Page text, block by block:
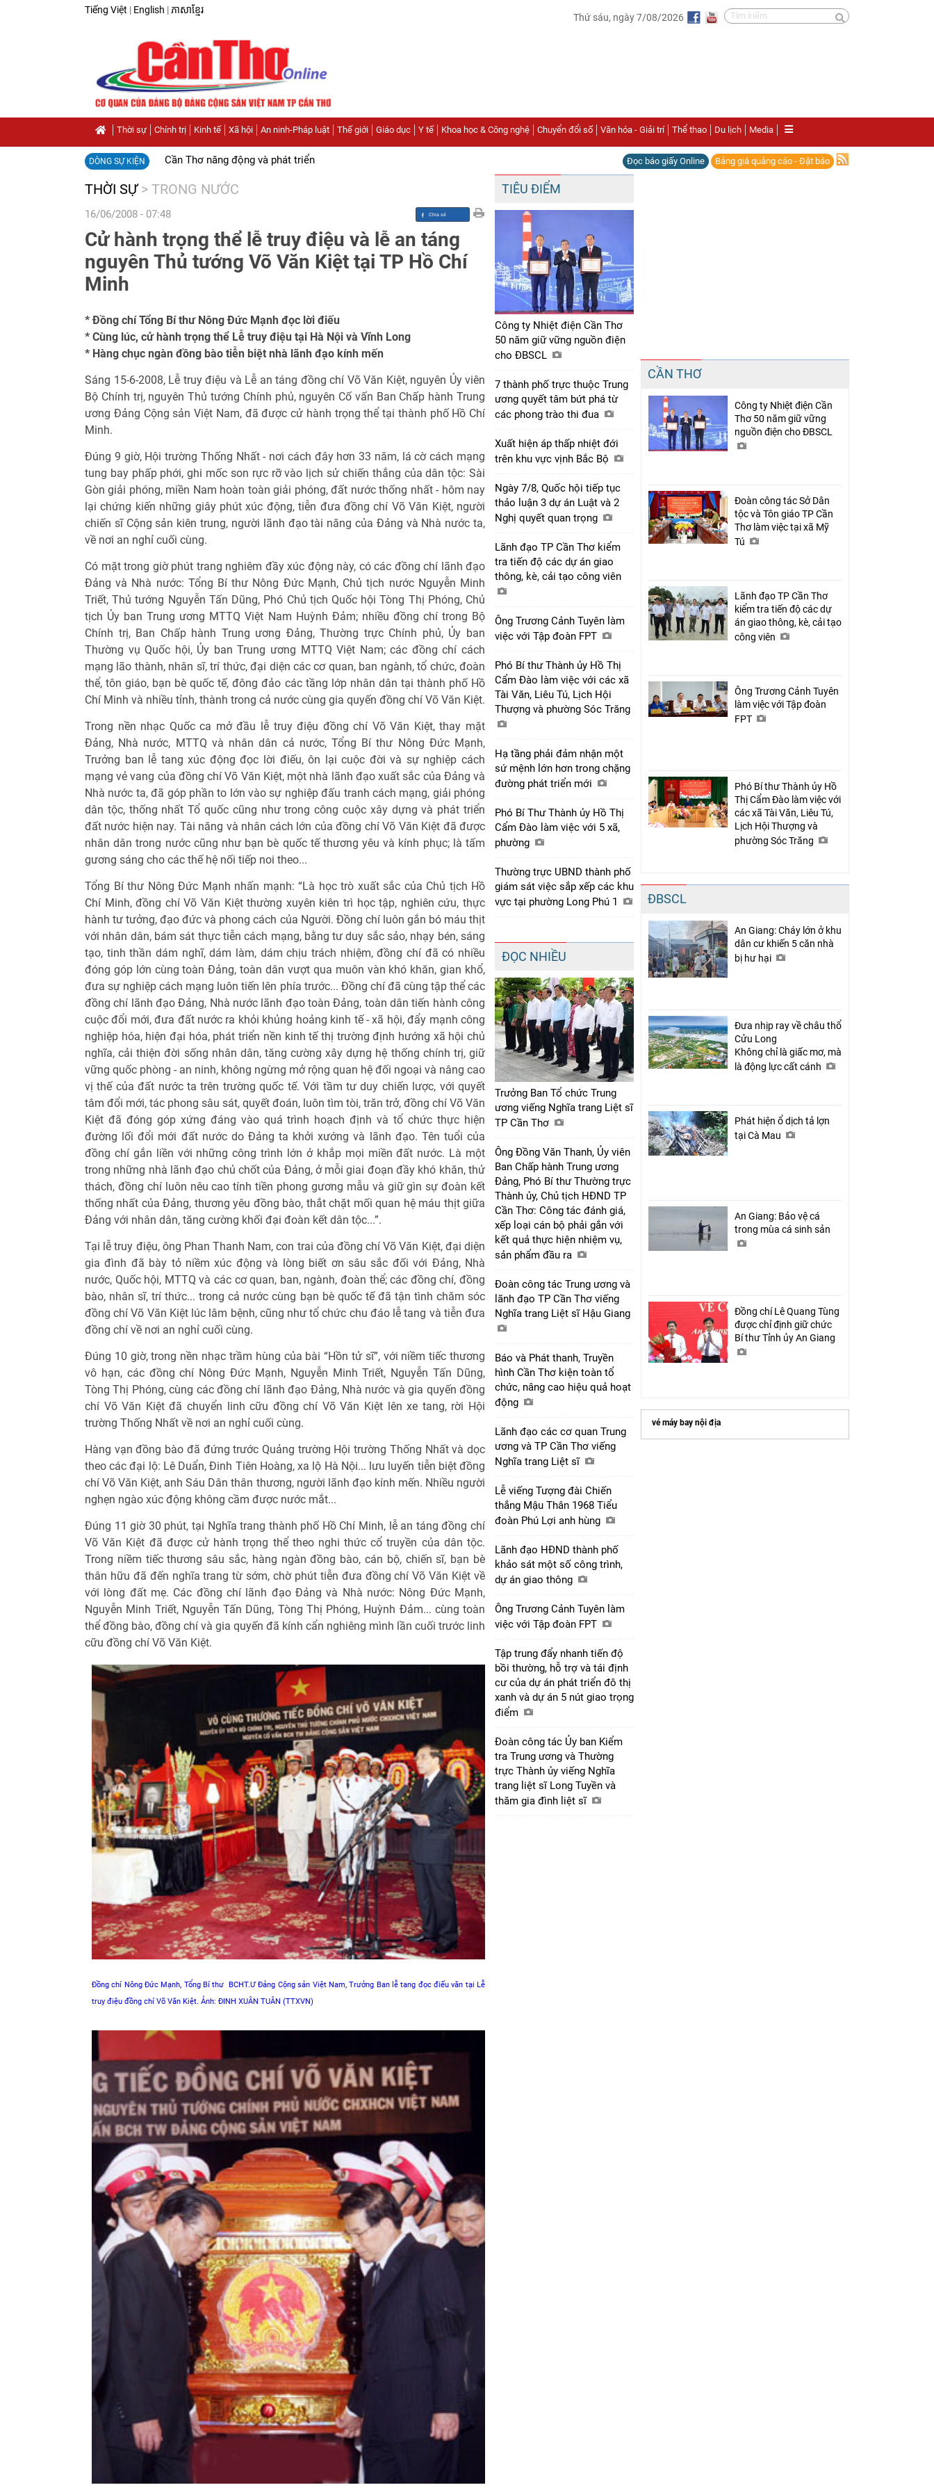
Tiếng Việt | English | ភាសាខ្មែរ
Thứ sáu, ngày 7/08/2026
Thời sự Chính trị Kinh tế Xã hội An ninh-Pháp luật Thế giới Giáo dục Y tế Khoa học & Công nghệ Chuyển đổi số Văn hóa - Giải trí Thể thao Du lịch Media
DÒNG SỰ KIỆN Cần Thơ năng động và phát triển Đọc báo giấy Online Bảng giá quảng cáo - Đặt báo
THỜI SỰ > TRONG NƯỚC
16/06/2008 - 07:48
Chia sẻ
Cử hành trọng thể lễ truy điệu và lễ an táng
nguyên Thủ tướng Võ Văn Kiệt tại TP Hồ Chí
Minh
* Đồng chí Tổng Bí thư Nông Đức Mạnh đọc lời điếu
* Cùng lúc, cử hành trọng thể Lễ truy điệu tại Hà Nội và Vĩnh Long
* Hàng chục ngàn đồng bào tiễn biệt nhà lãnh đạo kính mến
Sáng 15-6-2008, Lễ truy điệu và Lễ an táng đồng chí Võ Văn Kiệt, nguyên Ủy viên
Bộ Chính trị, nguyên Thủ tướng Chính phủ, nguyên Cố vấn Ban Chấp hành Trung
ương Đảng Cộng sản Việt Nam, đã được cử hành trọng thể tại thành phố Hồ Chí
Minh.
Đúng 9 giờ, Hội trường Thống Nhất - nơi cách đây hơn 33 năm, lá cờ cách mạng
tung bay phấp phới, ghi mốc son rực rỡ vào lịch sử chiến thắng của dân tộc: Sài
Gòn giải phóng, miền Nam hoàn toàn giải phóng, đất nước thống nhất - hôm nay
lại chứng kiến những giây phút xúc động, tiễn đưa đồng chí Võ Văn Kiệt, người
chiến sĩ Cộng sản kiên trung, người lãnh đạo tài năng của Đảng và Nhà nước ta,
về nơi an nghỉ cuối cùng.
Có mặt trong giờ phút trang nghiêm đầy xúc động này, có các đồng chí lãnh đạo
Đảng và Nhà nước: Tổng Bí thư Nông Đức Mạnh, Chủ tịch nước Nguyễn Minh
Triết, Thủ tướng Nguyễn Tấn Dũng, Phó Chủ tịch Quốc hội Tòng Thị Phóng, Chủ
tịch Ủy ban Trung ương MTTQ Việt Nam Huỳnh Đảm; nhiều đồng chí trong Bộ
Chính trị, Ban Chấp hành Trung ương Đảng, Thường trực Chính phủ, Ủy ban
Thường vụ Quốc hội, Ủy ban Trung ương MTTQ Việt Nam; các đồng chí cách
mạng lão thành, nhân sĩ, trí thức, đại diện các cơ quan, ban ngành, tổ chức, đoàn
thể, tôn giáo, bạn bè quốc tế, đông đảo các tầng lớp nhân dân tại thành phố Hồ
Chí Minh và nhiều tỉnh, thành trong cả nước cùng gia quyến đồng chí Võ Văn Kiệt.
Trong nền nhạc Quốc ca mở đầu lễ truy điệu đồng chí Võ Văn Kiệt, thay mặt
Đảng, Nhà nước, MTTQ và nhân dân cả nước, Tổng Bí thư Nông Đức Mạnh,
Trưởng ban lễ tang xúc động đọc lời điếu, ôn lại cuộc đời và sự nghiệp cách
mạng vẻ vang của đồng chí Võ Văn Kiệt, một nhà lãnh đạo xuất sắc của Đảng và
Nhà nước ta, đã góp phần to lớn vào sự nghiệp đấu tranh cách mạng, giải phóng
dân tộc, thống nhất Tổ quốc cũng như trong công cuộc xây dựng và phát triển
đất nước hiện nay. Tài năng và nhân cách lớn của đồng chí Võ Văn Kiệt đã được
nhân dân trong nước cũng như bạn bè quốc tế thương yêu và kính phục; là tấm
gương sáng cho các thế hệ nối tiếp noi theo...
Tổng Bí thư Nông Đức Mạnh nhấn mạnh: “Là học trò xuất sắc của Chủ tịch Hồ
Chí Minh, đồng chí Võ Văn Kiệt thường xuyên kiên trì học tập, nghiên cứu, thực
hành tư tưởng, đạo đức và phong cách của Người. Đồng chí luôn gắn bó máu thịt
với nhân dân, bám sát thực tiễn cách mạng, bằng tư duy sắc sảo, nhạy bén, sáng
tạo, tinh thần dám nghĩ, dám làm, dám chịu trách nhiệm, đồng chí đã có nhiều
đóng góp lớn cùng toàn Đảng, toàn dân vượt qua muôn vàn khó khăn, gian khổ,
đưa sự nghiệp cách mạng luôn tiến lên phía trước... Đồng chí đã cùng tập thể các
đồng chí lãnh đạo Đảng, Nhà nước lãnh đạo toàn Đảng, toàn dân tiến hành công
cuộc đổi mới, đưa đất nước ra khỏi khủng hoảng kinh tế - xã hội, đẩy mạnh công
nghiệp hóa, hiện đại hóa, phát triển nền kinh tế thị trường định hướng xã hội chủ
nghĩa, cải thiện đời sống nhân dân, tăng cường xây dựng hệ thống chính trị, giữ
vững quốc phòng - an ninh, không ngừng mở rộng quan hệ đối ngoại và nâng cao
vị thế của đất nước ta trên trường quốc tế. Với tầm tư duy chiến lược, với quyết
tâm đổi mới, tác phong sâu sát, quyết đoán, luôn tìm tòi, trăn trở, đồng chí Võ Văn
Kiệt đã đóng góp xứng đáng vào quá trình hoạch định và tổ chức thực hiện
đường lối đổi mới đất nước do Đảng ta khởi xướng và lãnh đạo. Tên tuổi của
đồng chí gắn liền với những công trình lớn ở khắp mọi miền đất nước. Là một
trong những nhà lãnh đạo chủ chốt của Đảng, ở mỗi giai đoạn đầy khó khăn, thử
thách, đồng chí luôn nêu cao tính tiền phong gương mẫu và giữ gìn sự đoàn kết
thống nhất của Đảng, thương yêu đồng bào, thắt chặt mối quan hệ máu thịt giữa
Đảng với nhân dân, tăng cường khối đại đoàn kết dân tộc...”.
Tại lễ truy điệu, ông Phan Thanh Nam, con trai của đồng chí Võ Văn Kiệt, đại diện
gia đình đã bày tỏ niềm xúc động và lòng biết ơn sâu sắc đối với Đảng, Nhà
nước, Quốc hội, MTTQ và các cơ quan, ban, ngành, đoàn thể; các đồng chí, đồng
bào, nhân sĩ, trí thức... trong cả nước cùng bạn bè quốc tế đã tận tình chăm sóc
đồng chí Võ Văn Kiệt lúc lâm bệnh, cũng như tổ chức chu đáo lễ tang và tiễn đưa
đồng chí về nơi an nghỉ cuối cùng.
Đúng 10 giờ, trong nền nhạc trầm hùng của bài “Hồn tử sĩ”, với niềm tiếc thương
vô hạn, các đồng chí Nông Đức Mạnh, Nguyễn Minh Triết, Nguyễn Tấn Dũng,
Tòng Thị Phóng, cùng các đồng chí lãnh đạo Đảng, Nhà nước và gia quyến đồng
chí Võ Văn Kiệt đã chuyển linh cữu đồng chí Võ Văn Kiệt lên xe tang, rời Hội
trường Thống Nhất về nơi an nghỉ cuối cùng.
Hàng vạn đồng bào đã đứng trước Quảng trường Hội trường Thống Nhất và dọc
theo các đại lộ: Lê Duẩn, Đinh Tiên Hoàng, xa lộ Hà Nội... lưu luyến tiễn biệt đồng
chí Võ Văn Kiệt, anh Sáu Dân thân thương, người lãnh đạo kính mến. Nhiều người
nghẹn ngào xúc động không cầm được nước mắt...
Đúng 11 giờ 30 phút, tại Nghĩa trang thành phố Hồ Chí Minh, lễ an táng đồng chí
Võ Văn Kiệt đã được cử hành trọng thể theo nghi thức cổ truyền của dân tộc.
Trong niềm tiếc thương sâu sắc, hàng ngàn đồng bào, cán bộ, chiến sĩ, bạn bè
thân hữu đã đến nghĩa trang từ sớm, chờ phút tiễn đưa đồng chí Võ Văn Kiệt về
với lòng đất mẹ. Các đồng chí lãnh đạo Đảng và Nhà nước: Nông Đức Mạnh,
Nguyễn Minh Triết, Nguyễn Tấn Dũng, Tòng Thị Phóng, Huỳnh Đảm... cùng toàn
thể đồng bào, đồng chí và gia quyến đã kính cẩn nghiêng mình lần cuối trước linh
cữu đồng chí Võ Văn Kiệt.
Đồng chí Nông Đức Mạnh, Tổng Bí thư BCHT.Ư Đảng Cộng sản Việt Nam, Trưởng Ban lễ tang đọc điếu văn tại Lễ
truy điệu đồng chí Võ Văn Kiệt. Ảnh: ĐINH XUÂN TUÂN (TTXVN)
TIÊU ĐIỂM
Công ty Nhiệt điện Cần Thơ
50 năm giữ vững nguồn điện
cho ĐBSCL
7 thành phố trực thuộc Trung
ương quyết tâm bứt phá từ
các phong trào thi đua
Xuất hiện áp thấp nhiệt đới
trên khu vực vịnh Bắc Bộ
Ngày 7/8, Quốc hội tiếp tục
thảo luận 3 dự án Luật và 2
Nghị quyết quan trọng
Lãnh đạo TP Cần Thơ kiểm
tra tiến độ các dự án giao
thông, kè, cải tạo công viên
Ông Trương Cảnh Tuyên làm
việc với Tập đoàn FPT
Phó Bí thư Thành ủy Hồ Thị
Cẩm Đào làm việc với các xã
Tài Văn, Liêu Tú, Lịch Hội
Thượng và phường Sóc Trăng
Hạ tầng phải đảm nhận một
sứ mệnh lớn hơn trong chặng
đường phát triển mới
Phó Bí Thư Thành ủy Hồ Thị
Cẩm Đào làm việc với 5 xã,
phường
Thường trực UBND thành phố
giám sát việc sắp xếp các khu
vực tại phường Long Phú 1
ĐỌC NHIỀU
Trưởng Ban Tổ chức Trung
ương viếng Nghĩa trang Liệt sĩ
TP Cần Thơ
Ông Đồng Văn Thanh, Ủy viên
Ban Chấp hành Trung ương
Đảng, Phó Bí thư Thường trực
Thành ủy, Chủ tịch HĐND TP
Cần Thơ: Công tác đánh giá,
xếp loại cán bộ phải gắn với
kết quả thực hiện nhiệm vụ,
sản phẩm đầu ra
Đoàn công tác Trung ương và
lãnh đạo TP Cần Thơ viếng
Nghĩa trang Liệt sĩ Hậu Giang
Báo và Phát thanh, Truyền
hình Cần Thơ kiện toàn tổ
chức, nâng cao hiệu quả hoạt
động
Lãnh đạo các cơ quan Trung
ương và TP Cần Thơ viếng
Nghĩa trang Liệt sĩ
Lễ viếng Tượng đài Chiến
thắng Mậu Thân 1968 Tiểu
đoàn Phú Lợi anh hùng
Lãnh đạo HĐND thành phố
khảo sát một số công trình,
dự án giao thông
Ông Trương Cảnh Tuyên làm
việc với Tập đoàn FPT
Tập trung đẩy nhanh tiến độ
bồi thường, hỗ trợ và tái định
cư của dự án phát triển đô thị
xanh và dự án 5 nút giao trọng
điểm
Đoàn công tác Ủy ban Kiểm
tra Trung ương và Thường
trực Thành ủy viếng Nghĩa
trang liệt sĩ Long Tuyền và
thăm gia đình liệt sĩ
CẦN THƠ
Công ty Nhiệt điện Cần
Thơ 50 năm giữ vững
nguồn điện cho ĐBSCL
Đoàn công tác Sở Dân
tộc và Tôn giáo TP Cần
Thơ làm việc tại xã Mỹ
Tú
Lãnh đạo TP Cần Thơ
kiểm tra tiến độ các dự
án giao thông, kè, cải tạo
công viên
Ông Trương Cảnh Tuyên
làm việc với Tập đoàn
FPT
Phó Bí thư Thành ủy Hồ
Thị Cẩm Đào làm việc với
các xã Tài Văn, Liêu Tú,
Lịch Hội Thượng và
phường Sóc Trăng
ĐBSCL
An Giang: Cháy lớn ở khu
dân cư khiến 5 căn nhà
bị hư hại
Đưa nhịp ray về châu thổ
Cửu Long
Không chỉ là giấc mơ, mà
là động lực cất cánh
Phát hiện ổ dịch tả lợn
tại Cà Mau
An Giang: Bảo vệ cá
trong mùa cá sinh sản
Đồng chí Lê Quang Tùng
được chỉ định giữ chức
Bí thư Tỉnh ủy An Giang
vé máy bay nội địa